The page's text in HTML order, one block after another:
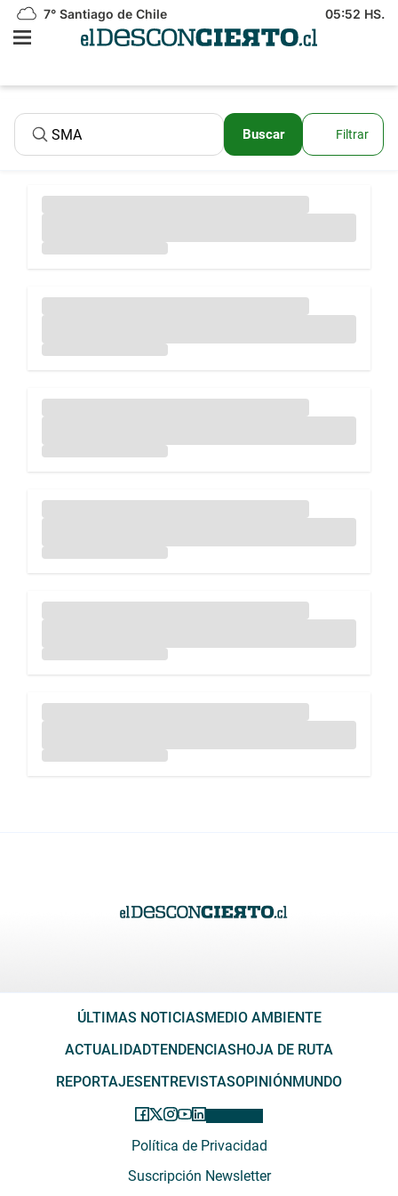
7° Santiago de Chile 05:52 HS.
Buscar Filtrar
ÚLTIMAS NOTICIASMEDIO AMBIENTE
ACTUALIDADTENDENCIASHOJA DE RUTA
REPORTAJESENTREVISTASOPINIÓNMUNDO
Política de Privacidad
Suscripción Newsletter